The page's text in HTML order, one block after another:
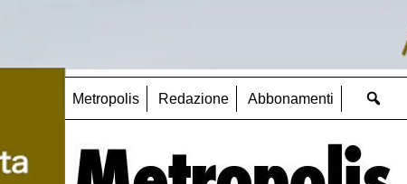
Metropolis Redazione Abbonamenti